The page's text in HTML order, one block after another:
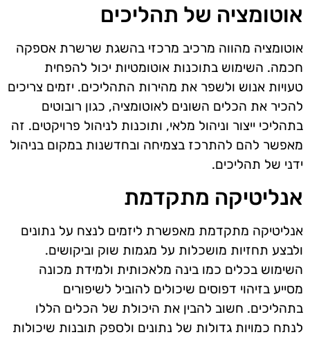
אוטומציה של תהליכים
אוטומציה מהווה מרכיב מרכזי בהשגת שרשרת אספקה
חכמה. השימוש בתוכנות אוטומטיות יכול להפחית
טעויות אנוש ולשפר את מהירות התהליכים. יזמים צריכים
להכיר את הכלים השונים לאוטומציה, כגון רובוטים
בתהליכי ייצור וניהול מלאי, ותוכנות לניהול פרויקטים. זה
מאפשר להם להתרכז בצמיחה ובחדשנות במקום בניהול
ידני של תהליכים.
אנליטיקה מתקדמת
אנליטיקה מתקדמת מאפשרת ליזמים לנצח על נתונים
ולבצע תחזיות מושכלות על מגמות שוק וביקושים.
השימוש בכלים כמו בינה מלאכותית ולמידת מכונה
מסייע בזיהוי דפוסים שיכולים להוביל לשיפורים
בתהליכים. חשוב להבין את היכולת של הכלים הללו
לנתח כמויות גדולות של נתונים ולספק תובנות שיכולות